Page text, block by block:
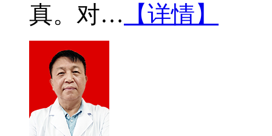
真。对… 【详情】